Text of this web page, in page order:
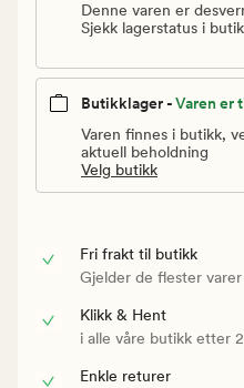
Denne varen er
Sjekk lagerstatus i
Butikklager -Varen er
Varen finnes i butikk,
aktuell beholdning
Velg butikk
Fri frakt til butikk
Gjelder de flester
Klikk & Hent
i alle våre butikk etter
Enkle returer